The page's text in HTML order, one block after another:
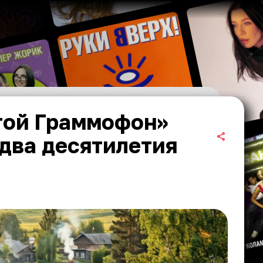
Граммофон»
десятилетия